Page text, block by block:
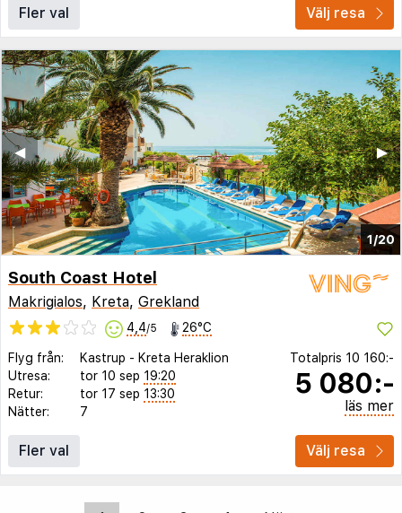
Fler val Välj resa
1/20
▶︎
◀︎
South Coast Hotel
Makrigialos, Kreta, Grekland
4,4/5 26°C
Flyg från: Kastrup - Kreta Heraklion
Utresa:
tor 10 sep 19:20
Retur:
tor 17 sep 13:30
Nätter:
7
Totalpris 10 160:-
5 080:-
läs mer
Fler val Välj resa